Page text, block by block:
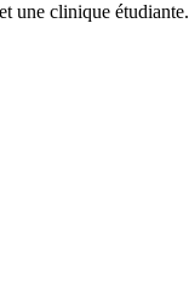
une clinique étudiante.